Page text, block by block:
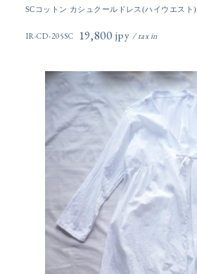
SCコットン カシュクールドレス(ハイウエスト)
IR-CD-205SC 19,800円(税込)